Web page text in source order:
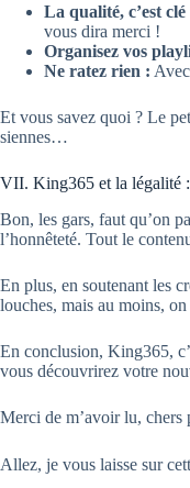
La qualité, c’est clé
vous dira merci !
Organisez vos
Ne ratez rien :
Et vous savez quoi ? Le
siennes…
VII. King365 et la légalité
Bon, les gars, faut qu’on
l’honnêteté. Tout le
En plus, en soutenant les
louches, mais au moins,
En conclusion, King365,
vous découvrirez votre
Merci de m’avoir lu, chers
Allez, je vous laisse sur